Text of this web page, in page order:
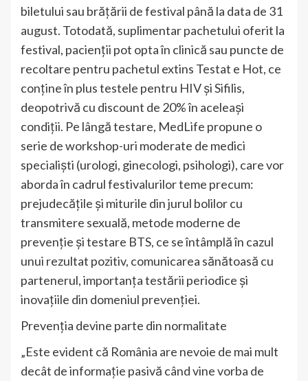
biletului sau brățării de festival până la data de 31
august. Totodată, suplimentar pachetului oferit la
festival, pacienții pot opta în clinică sau puncte de
recoltare pentru pachetul extins Testat e Hot, ce
conține în plus testele pentru HIV și Sifilis,
deopotrivă cu discount de 20% în aceleași
condiții. Pe lângă testare, MedLife propune o
serie de workshop-uri moderate de medici
specialiști (urologi, ginecologi, psihologi), care vor
aborda în cadrul festivalurilor teme precum:
prejudecățile și miturile din jurul bolilor cu
transmitere sexuală, metode moderne de
prevenție și testare BTS, ce se întâmplă în cazul
unui rezultat pozitiv, comunicarea sănătoasă cu
partenerul, importanța testării periodice și
inovațiile din domeniul prevenției.
Prevenția devine parte din normalitate
„Este evident că România are nevoie de mai mult
decât de informație pasivă când vine vorba de